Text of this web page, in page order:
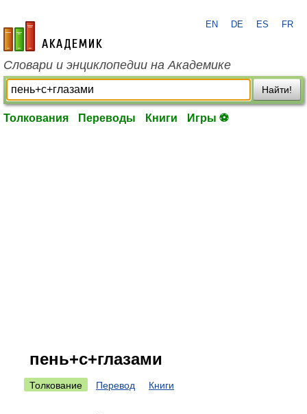
academic.ru
EN DE ES FR
Словари и энциклопедии на Академике
Найти!
Толкования Переводы Книги Игры ⚽
пень+с+глазами
Толкование Перевод Книги